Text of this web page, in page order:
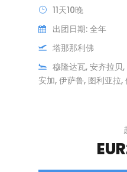
11天10晚
出团日期: 全年
塔那那利佛
穆隆达瓦, 安齐拉贝
安加, 伊萨鲁, 图利亚拉,